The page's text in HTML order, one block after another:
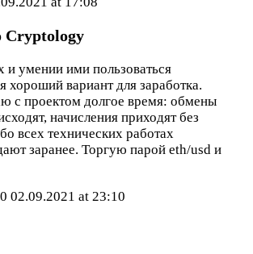
Cryptology
и умении ими пользоваться
хороший вариант для заработка.
с проектом долгое время: обмены
начисления приходят без
всех технических работах
заранее. Торгую парой eth/usd и
02.09.2021 at 23:10